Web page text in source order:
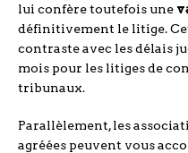
lui confère toutefois une
définitivement le litige.
contraste avec les délais
mois pour les litiges de
tribunaux.
Parallèlement, les
agréées peuvent vous